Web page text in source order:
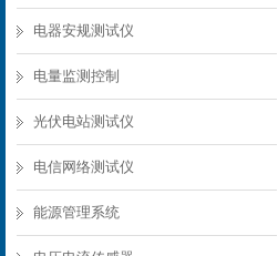
电器安规测试仪
电量监测控制
光伏电站测试仪
电信网络测试仪
能源管理系统